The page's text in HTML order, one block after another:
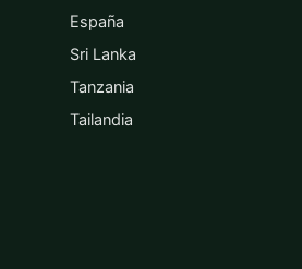
España
Sri Lanka
Tanzania
Tailandia